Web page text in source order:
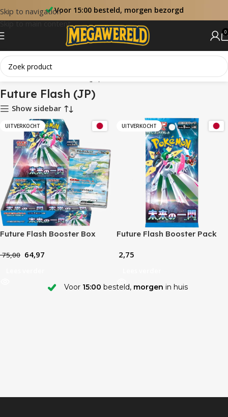
Skip to navigation
Skip to main content
Voor 15:00 besteld, morgen bezorgd
0
Home Sets Future Flash (JP)
Future Flash (JP)
Show sidebar
UITVERKOCHT
Future Flash Booster Box
75,00 64,97
UITVERKOCHT
Future Flash Booster Pack
2,75
Voor 15:00 besteld, morgen in huis